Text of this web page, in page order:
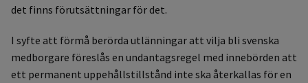
det finns förutsättningar för det.
I syfte att förmå berörda utlänningar att vilja bli svenska
medborgare föreslås en undantagsregel med innebörden att
ett permanent uppehållstillstånd inte ska återkallas för en